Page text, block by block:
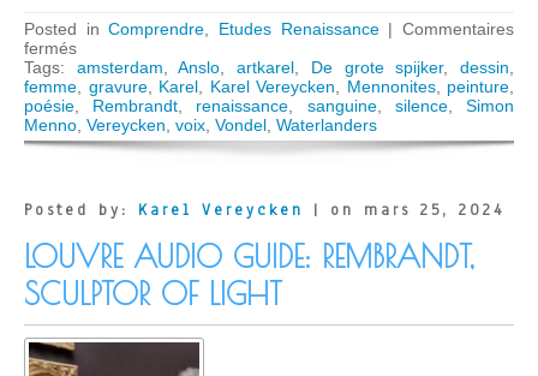
Posted inComprendre Etudes Renaissance|Commentaires
ferméssur
Rembrandt,
la
science
de
« peindre
Tags: amsterdam ,Anslo ,artkarel De grote spijker,dessin
femme
gravure, Karel Karel Vereycken Mennonites, peinture
poésie
Rembrandt renaissance sanguine, silence,Simon
Menno Vereycken voix Vondel Waterlanders
Posted by: Karel Vereycken | on mars 25, 2024
LOUVRE AUDIO GUIDE: REMBRANDT,
SCULPTOR OF LIGHT